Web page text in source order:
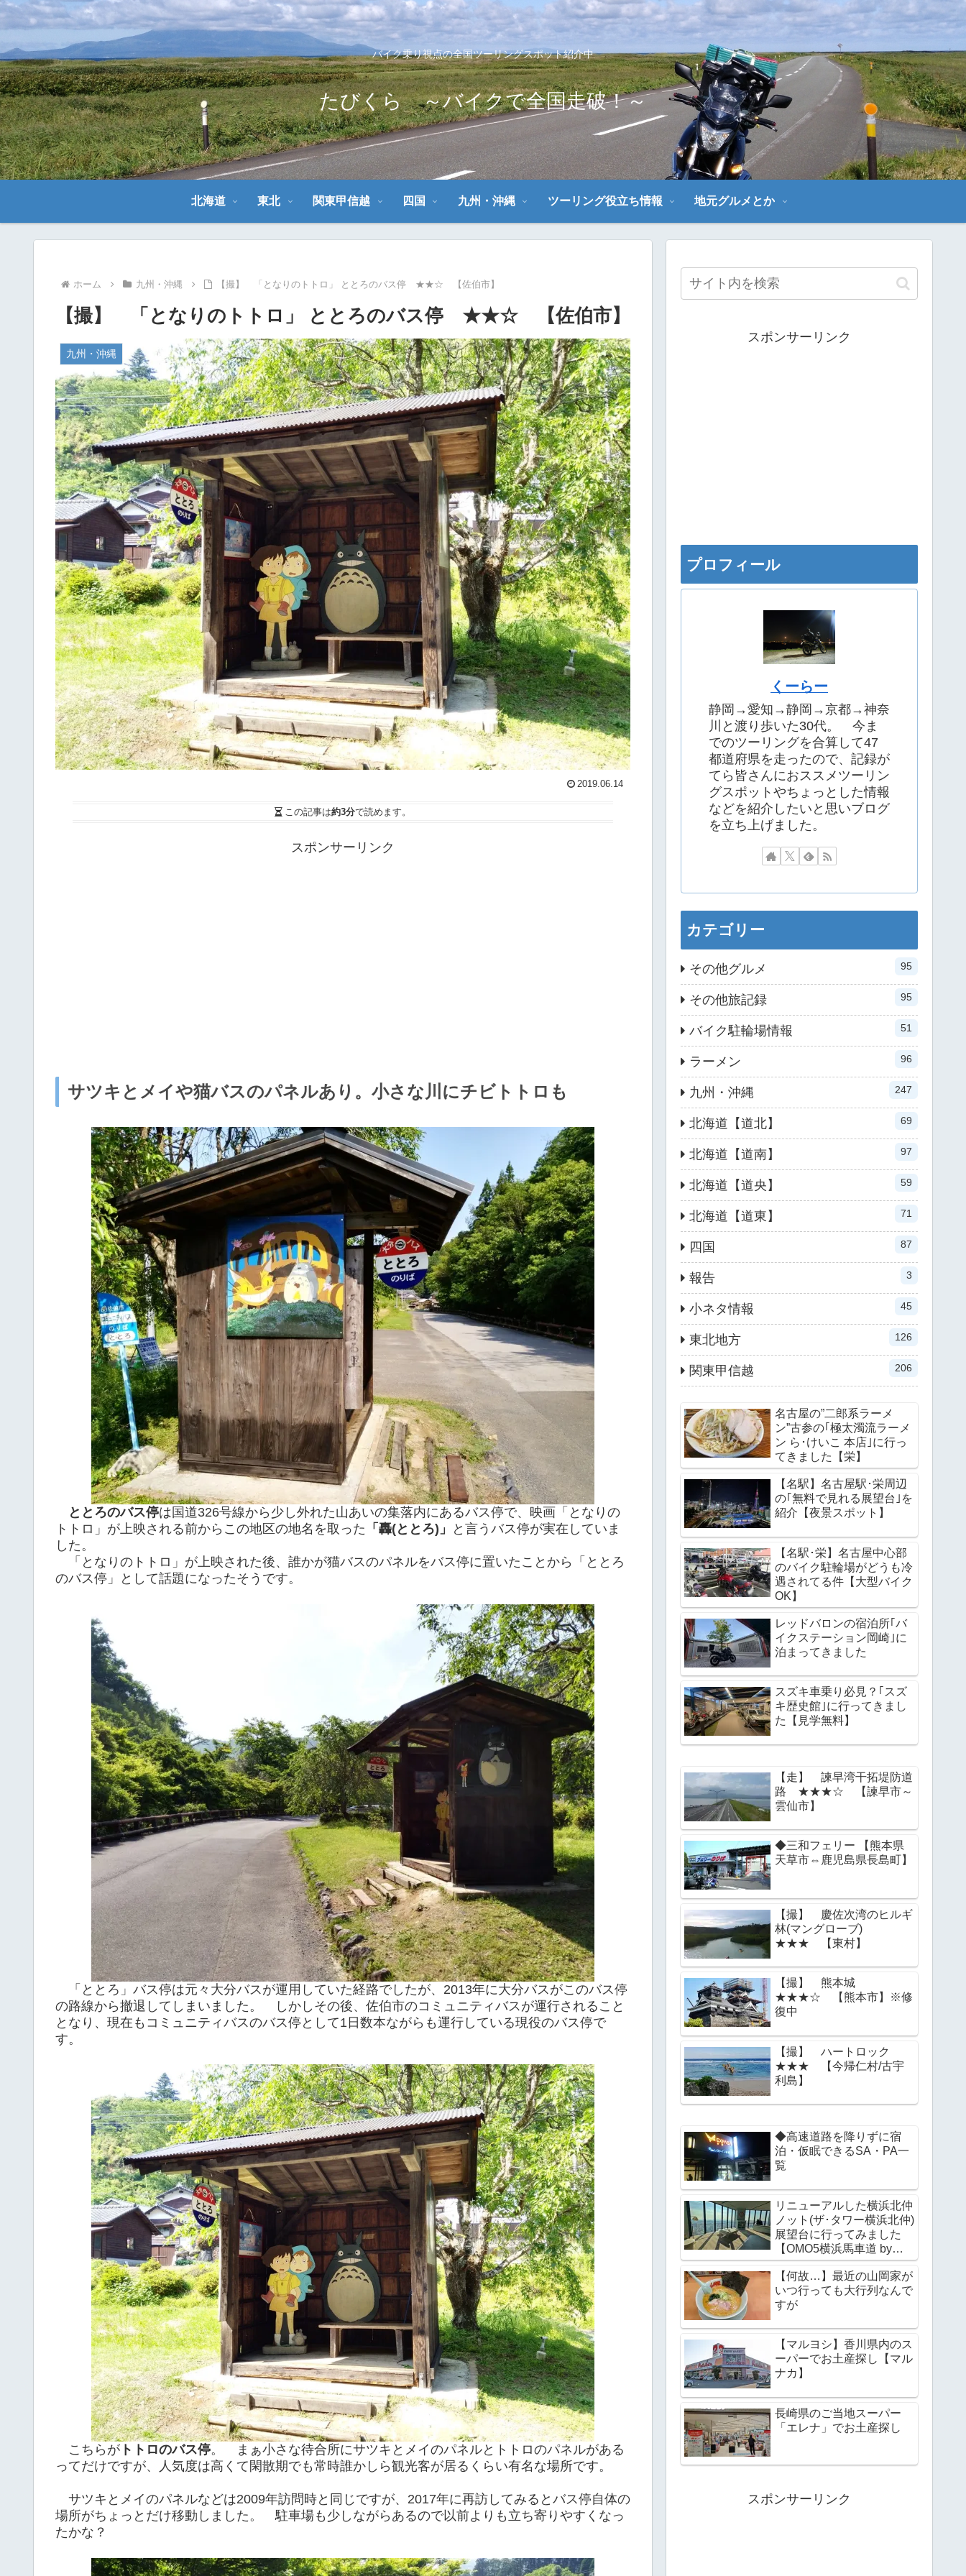
バイク乗り視点の全国ツーリングスポット紹介中
たびくら ～バイクで全国走破！～
北海道 東北 関東甲信越 四国 九州・沖縄 ツーリング役立ち情報 地元グルメとか
ホーム 九州・沖縄 【撮】 「となりのトトロ」 ととろのバス停 ★★☆ 【佐伯市】
【撮】 「となりのトトロ」 ととろのバス停 ★★☆ 【佐伯市】
九州・沖縄
2019.06.14
この記事は約3分で読めます。
スポンサーリンク
サツキとメイや猫バスのパネルあり。小さな川にチビトトロも
ととろのバス停は国道326号線から少し外れた山あいの集落内にあるバス停で、映画「となりの
トトロ」が上映される前からこの地区の地名を取った 「轟(ととろ)」
と言うバス停が実在していま
した。
「となりのトトロ」が上映された後、誰かが猫バスのパネルをバス停に置いたことから「ととろ
のバス停」として話題になったそうです。
「ととろ」バス停は元々大分バスが運用していた経路でしたが、2013年に大分バスがこのバス停
の路線から撤退してしまいました。 しかしその後、佐伯市のコミュニティバスが運行されること
となり、現在もコミュニティバスのバス停として1日数本ながらも運行している現役のバス停で
す。
こちらが トトロのバス停。 まぁ小さな待合所にサツキとメイのパネルとトトロのパネルがある
ってだけですが、人気度は高くて閑散期でも常時誰かしら観光客が居るくらい有名な場所です。
サツキとメイのパネルなどは2009年訪問時と同じですが、2017年に再訪してみるとバス停自体の
場所がちょっとだけ移動しました。 駐車場も少しながらあるので以前よりも立ち寄りやすくなっ
たかな？
スポンサーリンク
プロフィール
くーらー
静岡→愛知→静岡→京都→神奈
川と渡り歩いた30代。 今ま
でのツーリングを合算して47
都道府県を走ったので、記録が
てら皆さんにおススメツーリン
グスポットやちょっとした情報
などを紹介したいと思いブログ
を立ち上げました。
カテゴリー
その他グルメ 95
その他旅記録 95
バイク駐輪場情報 51
ラーメン 96
九州・沖縄 247
北海道【道北】 69
北海道【道南】 97
北海道【道央】 59
北海道【道東】 71
四国 87
報告 3
小ネタ情報 45
東北地方 126
関東甲信越 206
名古屋の”二郎系ラーメ
ン”古参の｢極太濁流ラーメ
ン ら･けいこ 本店｣に行っ
てきました【栄】
【名駅】名古屋駅･栄周辺
の｢無料で見れる展望台｣を
紹介【夜景スポット】
【名駅･栄】名古屋中心部
のバイク駐輪場がどうも冷
遇されてる件【大型バイク
OK】
レッドバロンの宿泊所｢バ
イクステーション岡崎｣に
泊まってきました
スズキ車乗り必見？｢スズ
キ歴史館｣に行ってきまし
た【見学無料】
【走】 諫早湾干拓堤防道
路 ★★★☆ 【諫早市～
雲仙市】
◆三和フェリー 【熊本県
天草市⇔鹿児島県長島町】
【撮】 慶佐次湾のヒルギ
林(マングローブ)
★★★ 【東村】
【撮】 熊本城
★★★☆ 【熊本市】※修
復中
【撮】 ハートロック
★★★ 【今帰仁村/古宇
利島】
◆高速道路を降りずに宿
泊・仮眠できるSA・PA一
覧
リニューアルした横浜北仲
ノット(ザ･タワー横浜北仲)
展望台に行ってみました
【OMO5横浜馬車道 by星
野リゾート】
【何故…】最近の山岡家が
いつ行っても大行列なんで
すが
【マルヨシ】香川県内のス
ーパーでお土産探し【マル
ナカ】
長崎県のご当地スーパー
「エレナ」でお土産探し
スポンサーリンク